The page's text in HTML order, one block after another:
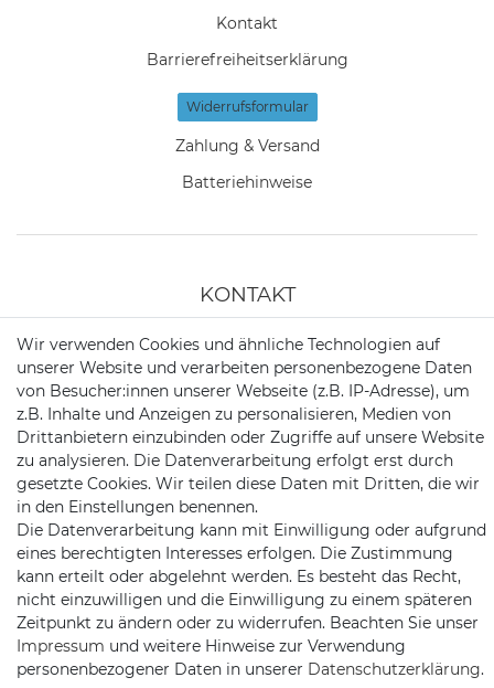
Kontakt
Barrierefreiheitserklärung
Widerrufs­formular
Zahlung & Versand
Batteriehinweise
KONTAKT
Telefon:09721 / 9453362
Mail:info@satshopping.de
Kopenhagenstr. 4
97424 Schweinfurt
Satshopping auf Facebook
Satshopping auf
Satshopping auf
Wir verwenden Cookies und ähnliche Technologien auf
unserer Website und verarbeiten personenbezogene Daten
von Besucher:innen unserer Webseite (z.B. IP-Adresse), um
z.B. Inhalte und Anzeigen zu personalisieren, Medien von
Drittanbietern einzubinden oder Zugriffe auf unsere Website
zu analysieren. Die Datenverarbeitung erfolgt erst durch
gesetzte Cookies. Wir teilen diese Daten mit Dritten, die wir
in den Einstellungen benennen.
Die Datenverarbeitung kann mit Einwilligung oder aufgrund
eines berechtigten Interesses erfolgen. Die Zustimmung
kann erteilt oder abgelehnt werden. Es besteht das Recht,
nicht einzuwilligen und die Einwilligung zu einem späteren
Zeitpunkt zu ändern oder zu widerrufen. Beachten Sie unser
Impressum und weitere Hinweise zur Verwendung
personenbezogener Daten in unserer Daten­schutz­erklärung.